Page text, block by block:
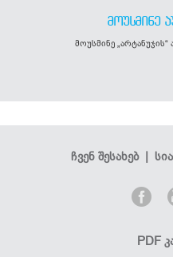
ᲛᲝᲣᲡᲛᲘᲜᲔ
მოუსმინე „არტანუჯის“
ჩვენ შესახებ|
PDF